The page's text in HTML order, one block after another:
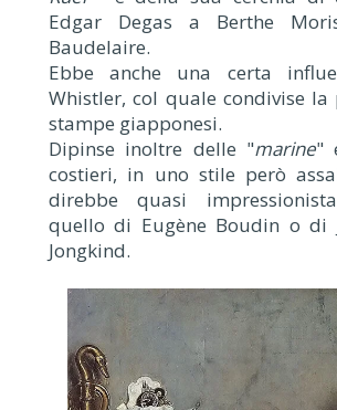
Edgar Degas a Berthe
Baudelaire.
Ebbe anche una certa
Whistler, col quale condivise la
stampe giapponesi.
Dipinse inoltre delle "marine"
costieri, in uno stile però
direbbe quasi
quello di Eugène Boudin o di
Jongkind.